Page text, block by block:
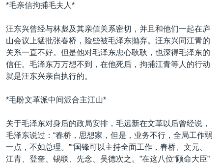
*毛亲信拘捕毛夫人*
汪东兴曾经与林彪及其亲信关系密切，并且和他们一起在庐
山会议上猛批张春桥，险些被毛泽东抛弃。汪东兴同江青的
关系一直不好。但是他对毛泽东忠心耿耿，也深得毛泽东的
信任。毛泽东万万想不到，在他死后，拘捕江青等人的行动
就是汪东兴亲自执行的。
*毛盼文革派中间派合主江山*
关于毛泽东对身后的政局安排，毛远新在文革以后曾经说，
毛泽东说过：“春桥，思想家，但是，业务不行，全局工作弱
一点，不如总理。”“国锋可以主持全面工作，春桥、文元、
江青、登奎、锡联、先念、吴德次之。”在这八位“顾命大臣”